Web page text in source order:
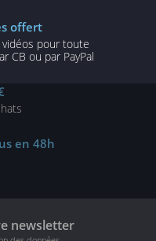
offert
pour toute
CB ou par PayPal
en 48h
newsletter